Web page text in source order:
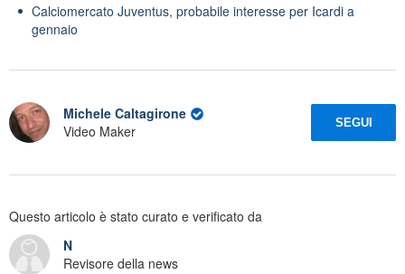
Calciomercato Juventus, probabile interesse per Icardi a
gennaio
Michele Caltagirone
Video Maker
SEGUI
Questo articolo è stato curato e verificato da
N
Revisore della news